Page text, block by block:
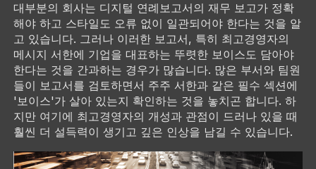
대부분의 회사는 디지털 연례보고서의 재무 보고가 정확
해야 하고 스타일도 오류 없이 일관되어야 한다는 것을 알
고 있습니다. 그러나 이러한 보고서, 특히 최고경영자의
메시지 서한에 기업을 대표하는 뚜렷한 보이스도 담아야
한다는 것을 간과하는 경우가 많습니다. 많은 부서와 팀원
들이 보고서를 검토하면서 주주 서한과 같은 필수 섹션에
'보이스'가 살아 있는지 확인하는 것을 놓치곤 합니다. 하
지만 여기에 최고경영자의 개성과 관점이 드러나 있을 때
훨씬 더 설득력이 생기고 깊은 인상을 남길 수 있습니다.